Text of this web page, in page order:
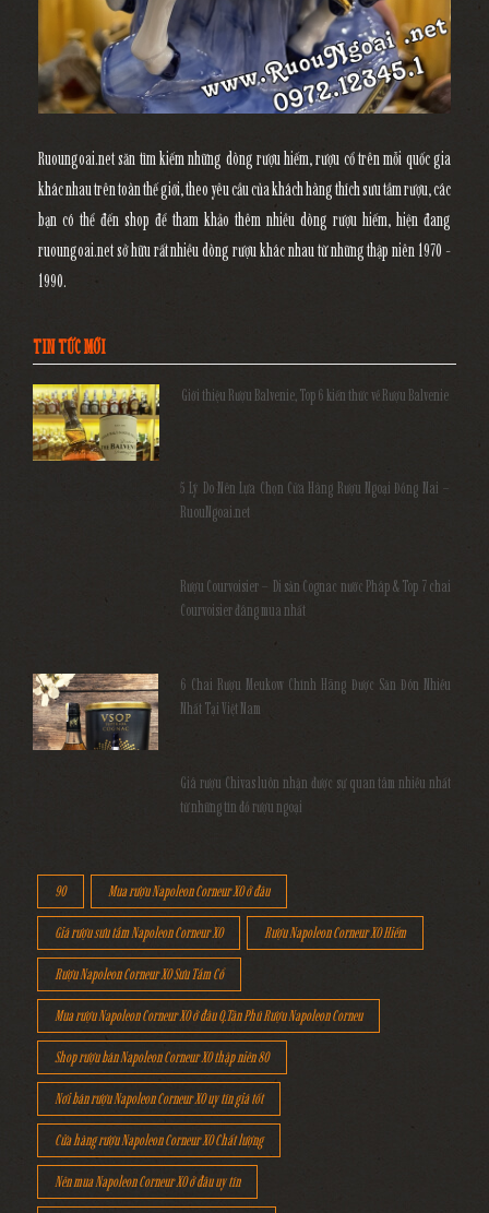
Ruoungoai.net săn tìm kiếm những dòng rượu hiếm, rượu cổ trên mỗi quốc gia
khác nhau trên toàn thế giới, theo yêu cầu của khách hàng thích sưu tầm rượu, các
bạn có thể đến shop để tham khảo thêm nhiều dòng rượu hiếm, hiện đang
ruoungoai.net sở hữu rất nhiều dòng rượu khác nhau từ những thập niên 1970 -
1990.
TIN TỨC MỚI
Giới thiệu Rượu Balvenie, Top 6 kiến thức về Rượu Balvenie
5 Lý Do Nên Lựa Chọn Cửa Hàng Rượu Ngoại Đồng Nai –
RuouNgoai.net
Rượu Courvoisier – Di sản Cognac nước Pháp & Top 7 chai
Courvoisier đáng mua nhất
6 Chai Rượu Meukow Chính Hãng Được Săn Đón Nhiều
Nhất Tại Việt Nam
Giá rượu Chivas luôn nhận được sự quan tâm nhiều nhất
từ những tín đồ rượu ngoại
90 Mua rượu Napoleon Corneur XO ở đâu
Giá rượu sưu tầm Napoleon Corneur XO Rượu Napoleon Corneur XO Hiếm
Rượu Napoleon Corneur XO Sưu Tầm Cổ
Mua rượu Napoleon Corneur XO ở đâu Q.Tân Phú Rượu Napoleon Corneu
Shop rượu bán Napoleon Corneur XO thập niên 80
Nơi bán rượu Napoleon Corneur XO uy tín giá tốt
Cửa hàng rượu Napoleon Corneur XO Chất lượng
Nên mua Napoleon Corneur XO ở đâu uy tín